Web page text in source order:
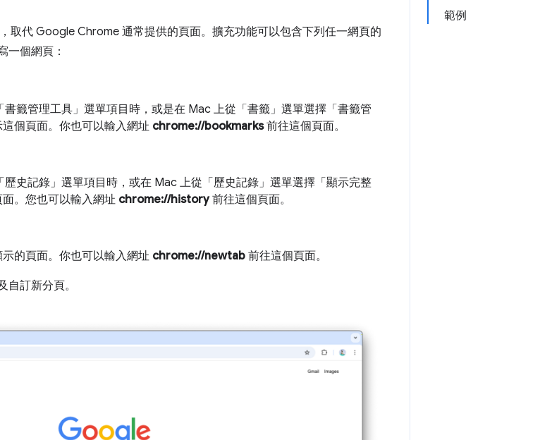
範例
取代 Google Chrome 通常提供的頁面。擴充功能可以包含下列任一網頁的
一個網頁：
籤管理工具」選單項目時，或是在 Mac 上從「書籤」選單選擇「書籤管
個頁面。你也可以輸入網址 chrome://bookmarks前往這個頁面。
史記錄」選單項目時，或在 Mac 上從「歷史記錄」選單選擇「顯示完整
。您也可以輸入網址 chrome://history前往這個頁面。
的頁面。你也可以輸入網址 chrome://newtab 前往這個頁面。
訂新分頁。